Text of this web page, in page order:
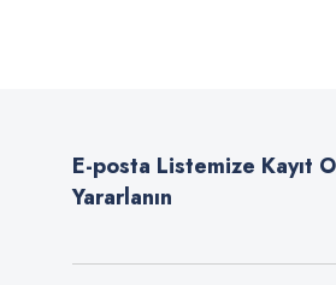
Ürün bilgilerinde hatalar bulunuyor.
Ürün fiyatı diğer sitelerden daha
E-posta Listemize Kayıt
Yararlanın